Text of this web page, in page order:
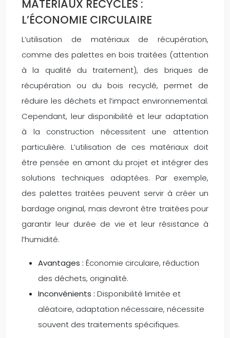
MATÉRIAUX RECYCLÉS :
L’ÉCONOMIE CIRCULAIRE
L’utilisation de matériaux de récupération,
comme des palettes en bois traitées (attention
à la qualité du traitement), des briques de
récupération ou du bois recyclé, permet de
réduire les déchets et l’impact environnemental.
Cependant, leur disponibilité et leur adaptation
à la construction nécessitent une attention
particulière. L’utilisation de ces matériaux doit
être pensée en amont du projet et intégrer des
solutions techniques adaptées. Par exemple,
des palettes traitées peuvent servir à créer un
bardage original, mais devront être traitées pour
garantir leur durée de vie et leur résistance à
l’humidité.
Avantages : Économie circulaire, réduction
des déchets, originalité.
Inconvénients : Disponibilité limitée et
aléatoire, adaptation nécessaire, nécessite
souvent des traitements spécifiques.